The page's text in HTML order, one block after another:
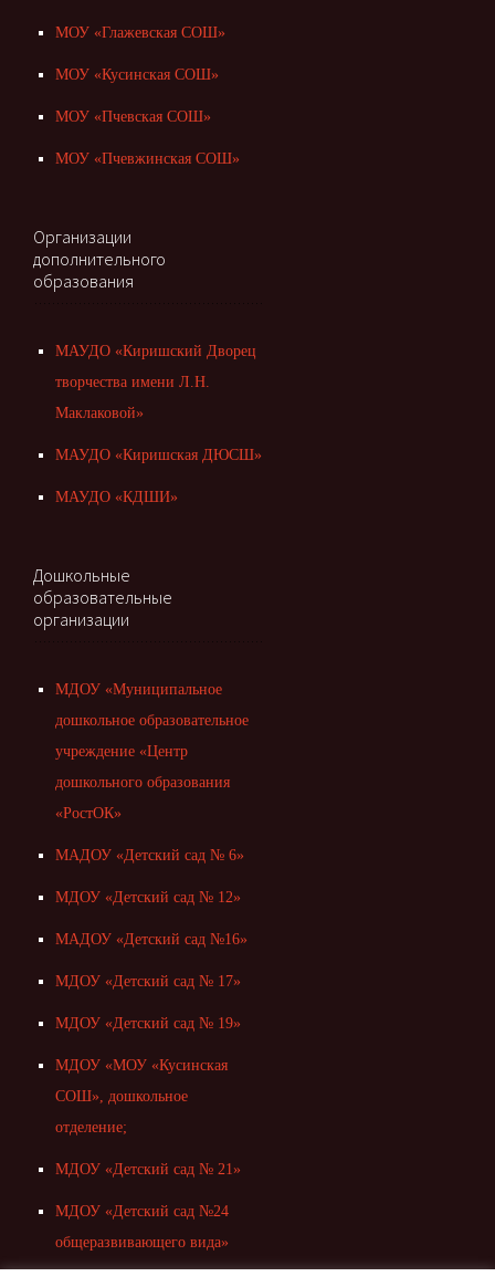
МОУ «Глажевская СОШ»
МОУ «Кусинская СОШ»
МОУ «Пчевская СОШ»
МОУ «Пчевжинская СОШ»
Организации
дополнительного
образования
МАУДО «Киришский Дворец
творчества имени Л.Н.
Маклаковой»
МАУДО «Киришская ДЮСШ»
МАУДО «КДШИ»
Дошкольные
образовательные
организации
МДОУ «Муниципальное
дошкольное образовательное
учреждение «Центр
дошкольного образования
«РостОК»
МАДОУ «Детский сад № 6»
МДОУ «Детский сад № 12»
МАДОУ «Детский сад №16»
МДОУ «Детский сад № 17»
МДОУ «Детский сад № 19»
МДОУ «МОУ «Кусинская
СОШ», дошкольное
отделение;
МДОУ «Детский сад № 21»
МДОУ «Детский сад №24
общеразвивающего вида»